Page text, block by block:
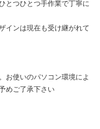
とつひとつ手作業で丁寧に
インは現在も受け継がれて
お使いのパソコン環境によ
めご了承下さい